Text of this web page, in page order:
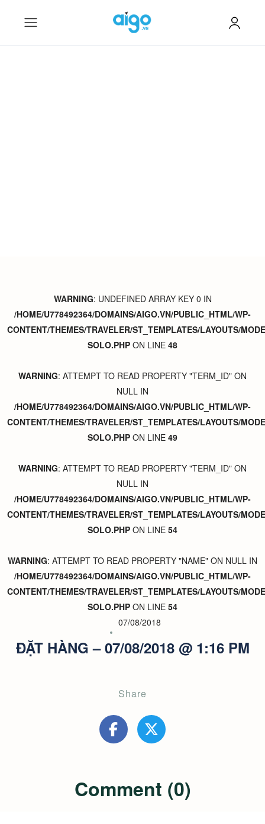
WARNING: UNDEFINED ARRAY KEY 0 IN
/HOME/U778492364/DOMAINS/AIGO.VN/PUBLIC_HTML/WP-
CONTENT/THEMES/TRAVELER/ST_TEMPLATES/LAYOUTS/
SOLO.PHP ON LINE 48
WARNING: ATTEMPT TO READ PROPERTY "TERM_ID" ON
NULL IN
/HOME/U778492364/DOMAINS/AIGO.VN/PUBLIC_HTML/WP-
CONTENT/THEMES/TRAVELER/ST_TEMPLATES/LAYOUTS/
SOLO.PHP ON LINE 49
WARNING: ATTEMPT TO READ PROPERTY "TERM_ID" ON
NULL IN
/HOME/U778492364/DOMAINS/AIGO.VN/PUBLIC_HTML/WP-
CONTENT/THEMES/TRAVELER/ST_TEMPLATES/LAYOUTS/
SOLO.PHP ON LINE 54
WARNING: ATTEMPT TO READ PROPERTY "NAME" ON NULL IN
/HOME/U778492364/DOMAINS/AIGO.VN/PUBLIC_HTML/WP-
CONTENT/THEMES/TRAVELER/ST_TEMPLATES/LAYOUTS/
SOLO.PHP ON LINE 54
07/08/2018
ĐẶT HÀNG – 07/08/2018 @ 1:16 PM
Share
Comment (0)